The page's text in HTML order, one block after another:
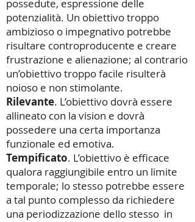
possedute, espressione delle
potenzialità. Un obiettivo troppo
ambizioso o impegnativo potrebbe
risultare controproducente e creare
frustrazione e alienazione; al contrario
un’obiettivo troppo facile risulterà
noioso e non stimolante.
Rilevante. L’obiettivo dovrà essere
allineato con la vision e dovrà
possedere una certa importanza
funzionale ed emotiva.
Tempificato. L’obiettivo è efficace
qualora raggiungibile entro un limite
temporale; lo stesso potrebbe essere
a tal punto complesso da richiedere
una periodizzazione dello stesso in